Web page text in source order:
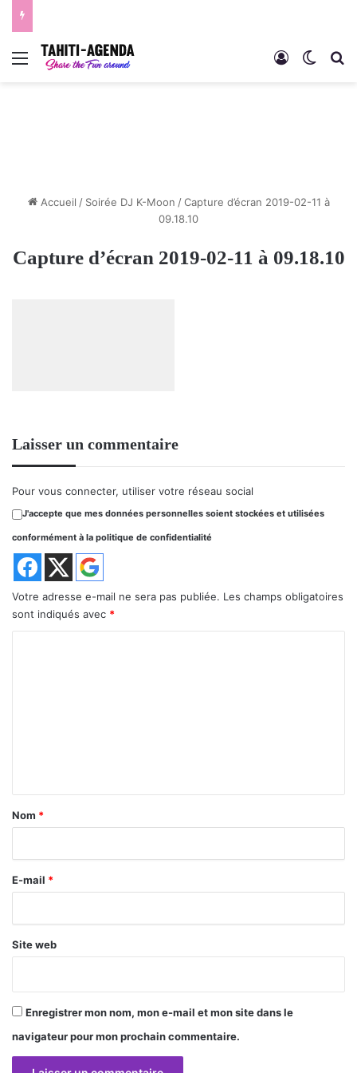
Menu Connexion
Accueil / Soirée DJ K-Moon / Capture d’écran 2019-02-11 à
09.18.10
Capture d’écran 2019-02-11 à 09.18.10
Laisser un commentaire
Pour vous connecter, utiliser votre réseau social
J'accepte que mes données personnelles soient stockées et utilisées
conformément à la politique de confidentialité
Votre adresse e-mail ne sera pas publiée. Les champs obligatoires
sont indiqués avec *
a
r
e
Nom *
E-mail *
Site web
Enregistrer mon nom, mon e-mail et mon site dans le
navigateur pour mon prochain commentaire.